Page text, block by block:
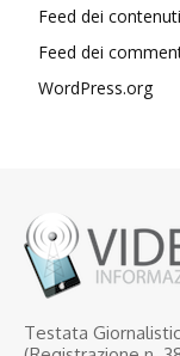
Feed dei contenuti
Feed dei
WordPress.org
Testata